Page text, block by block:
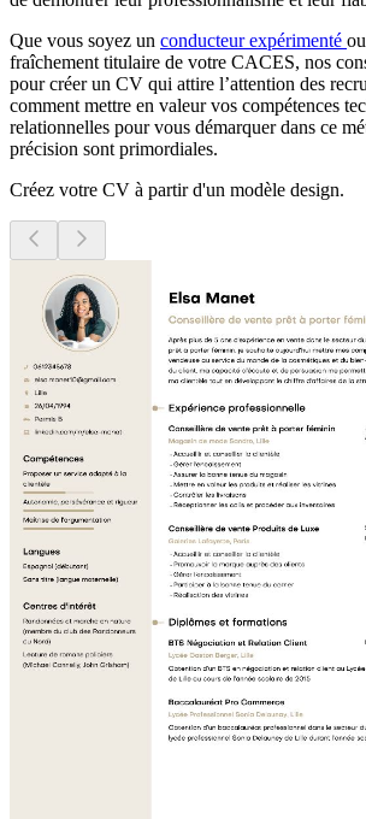
Que vous soyez un conducteur expérimenté
fraîchement titulaire de votre CACES, nos
pour créer un CV qui attire l’attention des
comment mettre en valeur vos compétences
relationnelles pour vous démarquer dans ce
précision sont primordiales.
Créez votre CV à partir d'un modèle design.